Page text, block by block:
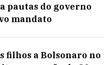
pautas do governo
mandato
filhos a Bolsonaro no